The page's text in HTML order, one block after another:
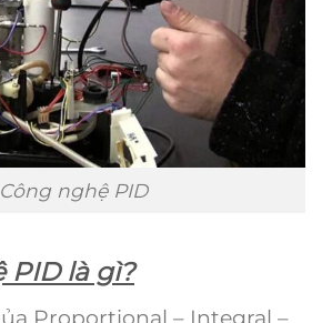
Công nghệ PID
PID là gì?
Proportional – Integral –